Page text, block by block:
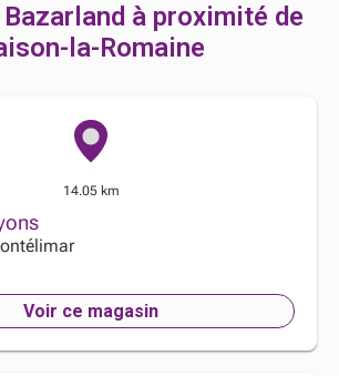
à proximité de
la-Romaine
14.05 km
Voir ce magasin